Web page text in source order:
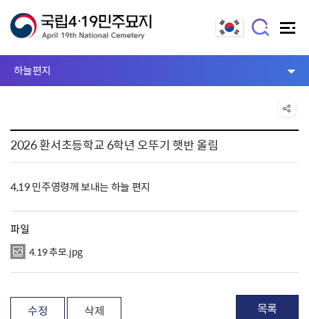
하늘편지
2026 환서초등학교 6학년 오뚜기 햇반 올림
4,19 민주영령께 보내는 하늘 편지
파일
4.19 추모.jpg
수정 삭제 목록